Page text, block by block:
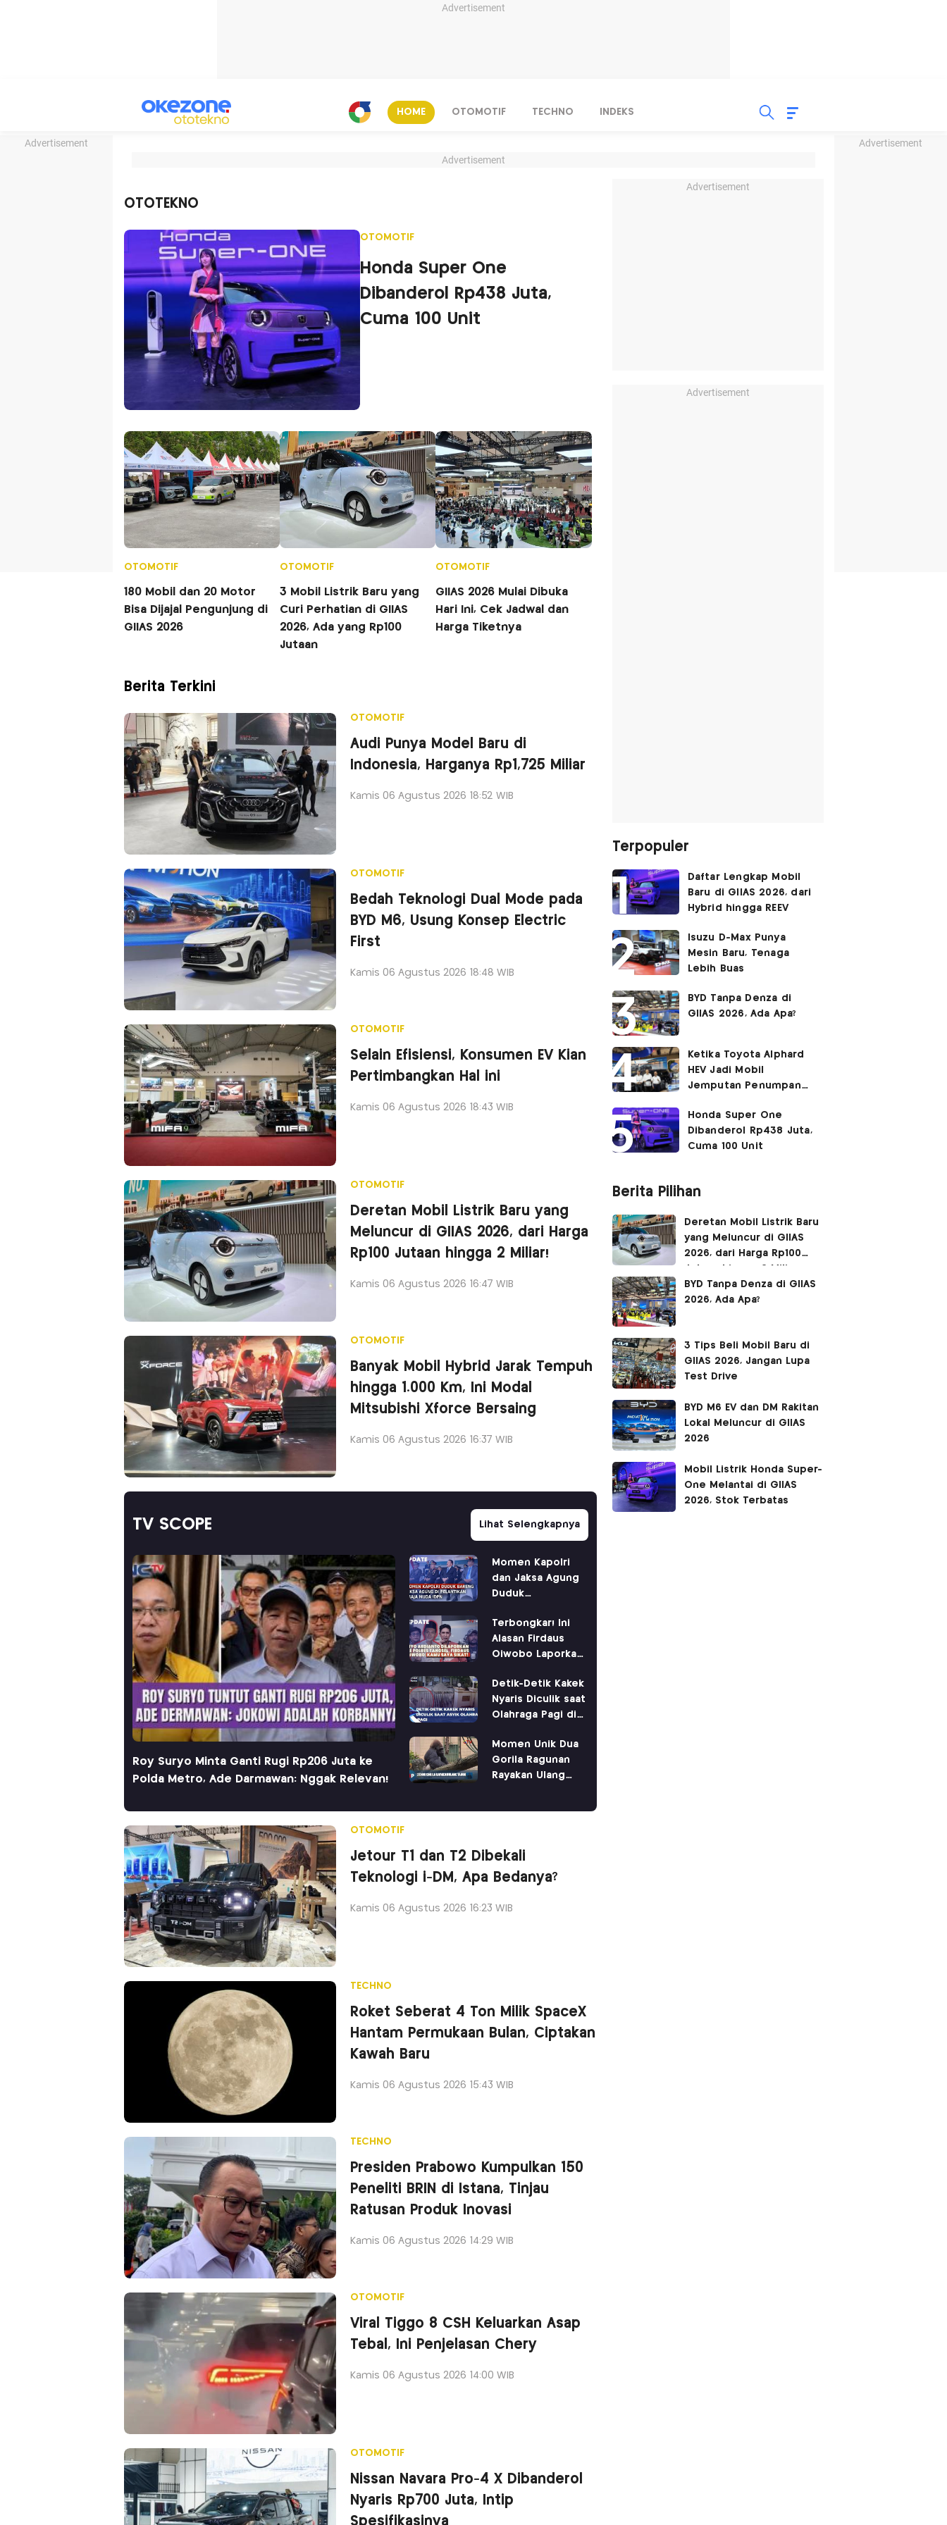
Advertisement
Advertisement Advertisement
HOME OTOMOTIF TECHNO INDEKS
Advertisement
OTOTEKNO
OTOMOTIF
Honda Super One
Dibanderol Rp438 Juta,
Cuma 100 Unit
OTOMOTIF
180 Mobil dan 20 Motor
Bisa Dijajal Pengunjung di
GIIAS 2026
OTOMOTIF
3 Mobil Listrik Baru yang
Curi Perhatian di GIIAS
2026, Ada yang Rp100
Jutaan
OTOMOTIF
GIIAS 2026 Mulai Dibuka
Hari Ini, Cek Jadwal dan
Harga Tiketnya
Berita Terkini
OTOMOTIF
Audi Punya Model Baru di
Indonesia, Harganya Rp1,725 Miliar
Kamis 06 Agustus 2026 18:52 WIB
OTOMOTIF
Bedah Teknologi Dual Mode pada
BYD M6, Usung Konsep Electric
First
Kamis 06 Agustus 2026 18:48 WIB
OTOMOTIF
Selain Efisiensi, Konsumen EV Kian
Pertimbangkan Hal ini
Kamis 06 Agustus 2026 18:43 WIB
OTOMOTIF
Deretan Mobil Listrik Baru yang
Meluncur di GIIAS 2026, dari Harga
Rp100 Jutaan hingga 2 Miliar!
Kamis 06 Agustus 2026 16:47 WIB
OTOMOTIF
Banyak Mobil Hybrid Jarak Tempuh
hingga 1.000 Km, Ini Modal
Mitsubishi Xforce Bersaing
Kamis 06 Agustus 2026 16:37 WIB
TV SCOPE Lihat Selengkapnya
Roy Suryo Minta Ganti Rugi Rp206 Juta ke
Polda Metro, Ade Darmawan: Nggak Relevan!
Momen Kapolri
dan Jaksa Agung
Duduk
IPDN
Terbongkar! Ini
Alasan Firdaus
Oiwobo Laporkan
Polres Tangsel
Detik-Detik Kakek
Nyaris Diculik saat
Olahraga Pagi di
Momen Unik Dua
Gorila Ragunan
Rayakan Ulang
OTOMOTIF
Jetour T1 dan T2 Dibekali
Teknologi i-DM, Apa Bedanya?
Kamis 06 Agustus 2026 16:23 WIB
TECHNO
Roket Seberat 4 Ton Milik SpaceX
Hantam Permukaan Bulan, Ciptakan
Kawah Baru
Kamis 06 Agustus 2026 15:43 WIB
TECHNO
Presiden Prabowo Kumpulkan 150
Peneliti BRIN di Istana, Tinjau
Ratusan Produk Inovasi
Kamis 06 Agustus 2026 14:29 WIB
OTOMOTIF
Viral Tiggo 8 CSH Keluarkan Asap
Tebal, Ini Penjelasan Chery
Kamis 06 Agustus 2026 14:00 WIB
OTOMOTIF
Nissan Navara Pro-4 X Dibanderol
Nyaris Rp700 Juta, Intip
Spesifikasinya
Advertisement
Advertisement
Terpopuler
Daftar Lengkap Mobil
Baru di GIIAS 2026, dari
Hybrid hingga REEV
Isuzu D-Max Punya
Mesin Baru, Tenaga
Lebih Buas
BYD Tanpa Denza di
GIIAS 2026, Ada Apa?
Ketika Toyota Alphard
HEV Jadi Mobil
Jemputan Penumpang
Honda Super One
Dibanderol Rp438 Juta,
Cuma 100 Unit
Berita Pilihan
Deretan Mobil Listrik Baru
yang Meluncur di GIIAS
2026, dari Harga Rp100
BYD Tanpa Denza di GIIAS
2026, Ada Apa?
3 Tips Beli Mobil Baru di
GIIAS 2026, Jangan Lupa
Test Drive
BYD M6 EV dan DM Rakitan
Lokal Meluncur di GIIAS
2026
Mobil Listrik Honda Super-
One Melantai di GIIAS
2026, Stok Terbatas